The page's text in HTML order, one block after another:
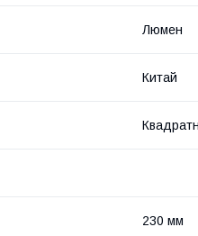
Люмен
Китай
230 мм